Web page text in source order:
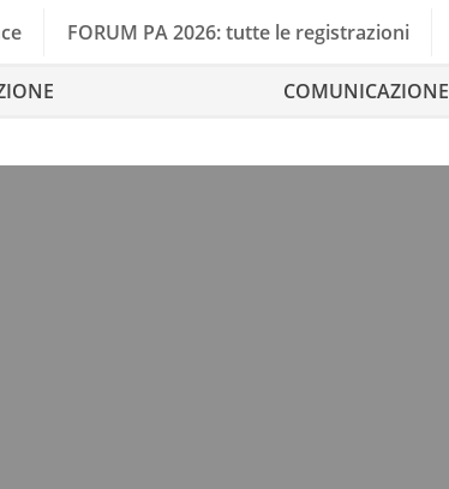
FORUM PA 2026: tutte le registrazioni
COMUNICAZIONE